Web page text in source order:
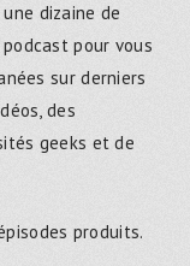
dizaine de
pour vous
sur derniers
des
geeks et de
produits.